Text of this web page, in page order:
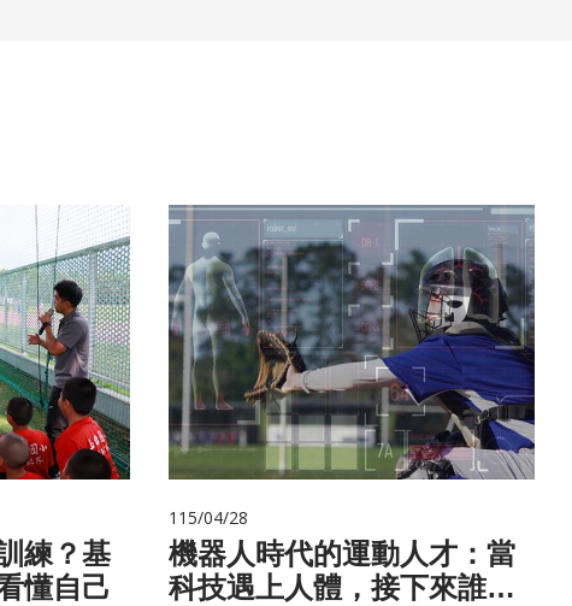
練？基
懂自己
115/04/28
機器人時代的運動人才：當
科技遇上人體，接下來誰來